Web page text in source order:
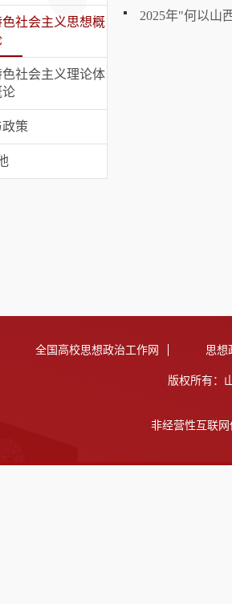
社会主义思想概
社会主义理论体
论
策
2025年"何以山
全国高校思想政治工作网 思想
版权所有：
非经营性互联